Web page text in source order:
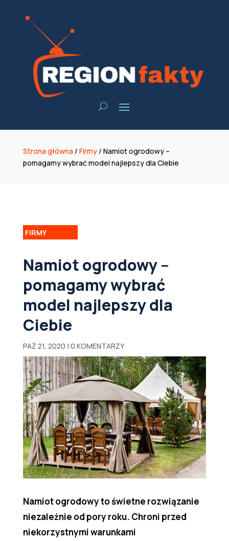
Strona główna / Firmy/ Namiot ogrodowy –
pomagamy wybrać model najlepszy dla Ciebie
FIRMY
Namiot ogrodowy –
pomagamy wybrać
model najlepszy dla
Ciebie
PAŹ 21, 2020 | 0 KOMENTARZY
Namiot ogrodowy to świetne rozwiązanie
niezależnie od pory roku. Chroni przed
niekorzystnymi warunkami